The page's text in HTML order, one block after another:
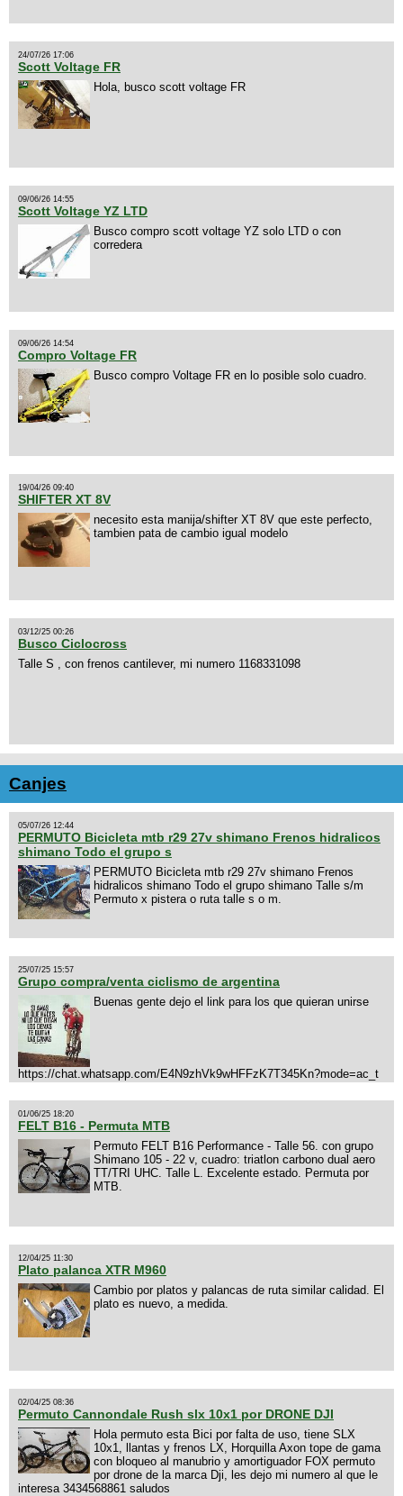
24/07/26 17:06
Scott Voltage FR
Hola, busco scott voltage FR
09/06/26 14:55
Scott Voltage YZ LTD
Busco compro scott voltage YZ solo LTD o con
corredera
09/06/26 14:54
Compro Voltage FR
Busco compro Voltage FR en lo posible solo cuadro.
19/04/26 09:40
SHIFTER XT 8V
necesito esta manija/shifter XT 8V que este perfecto,
tambien pata de cambio igual modelo
03/12/25 00:26
Busco Ciclocross
Talle S , con frenos cantilever, mi numero 1168331098
Canjes
05/07/26 12:44
PERMUTO Bicicleta mtb r29 27v shimano Frenos hidralicos
shimano Todo el grupo s
PERMUTO Bicicleta mtb r29 27v shimano Frenos
hidralicos shimano Todo el grupo shimano Talle s/m
Permuto x pistera o ruta talle s o m.
25/07/25 15:57
Grupo compra/venta ciclismo de argentina
Buenas gente dejo el link para los que quieran unirse
https://chat.whatsapp.com/E4N9zhVk9wHFFzK7T345Kn?mode=ac_t
01/06/25 18:20
FELT B16 - Permuta MTB
Permuto FELT B16 Performance - Talle 56. con grupo
Shimano 105 - 22 v, cuadro: triatlon carbono dual aero
TT/TRI UHC. Talle L. Excelente estado. Permuta por
MTB.
12/04/25 11:30
Plato palanca XTR M960
Cambio por platos y palancas de ruta similar calidad. El
plato es nuevo, a medida.
02/04/25 08:36
Permuto Cannondale Rush slx 10x1 por DRONE DJI
Hola permuto esta Bici por falta de uso, tiene SLX
10x1, llantas y frenos LX, Horquilla Axon tope de gama
con bloqueo al manubrio y amortiguador FOX permuto
por drone de la marca Dji, les dejo mi numero al que le
interesa 3434568861 saludos